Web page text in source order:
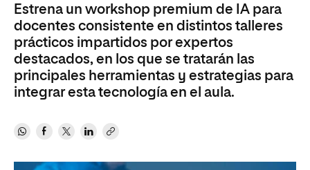
Estrena un workshop premium de IA para
docentes consistente en distintos talleres
prácticos impartidos por expertos
destacados, en los que se tratarán las
principales herramientas y estrategias para
integrar esta tecnología en el aula.